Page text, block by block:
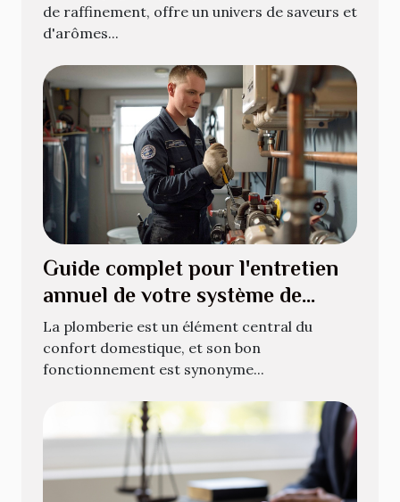
de raffinement, offre un univers de saveurs et
d'arômes...
Guide complet pour l'entretien
annuel de votre système de
plomberie
La plomberie est un élément central du
confort domestique, et son bon
fonctionnement est synonyme...